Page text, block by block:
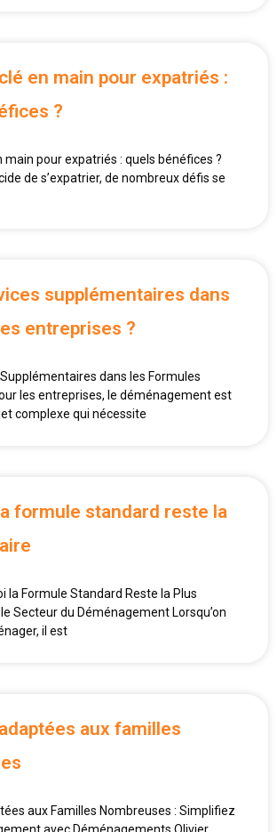
en main pour expatriés :
?
main pour expatriés : quels bénéfices ?
de s’expatrier, de nombreux défis se
supplémentaires dans
entreprises ?
dans les Formules
les entreprises, le déménagement est
complexe qui nécessite
formule standard reste la
la Formule Standard Reste la Plus
Secteur du Déménagement Lorsqu’on
il est
aux familles
aux Familles Nombreuses : Simplifiez
avec Déménagements Olivier